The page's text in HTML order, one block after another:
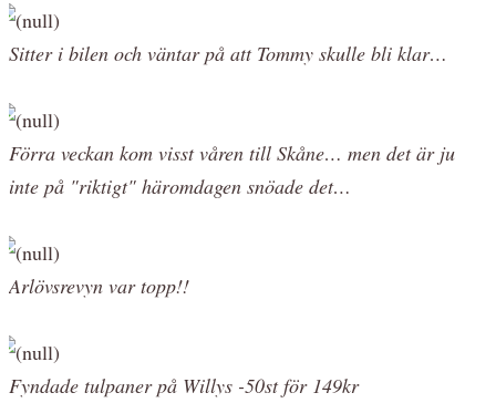
Sitter i bilen och väntar på att Tommy skulle bli klar…
Förra veckan kom visst våren till Skåne… men det är ju
inte på "riktigt" häromdagen snöade det…
Arlövsrevyn var topp!!
Fyndade tulpaner på Willys -50st för 149kr